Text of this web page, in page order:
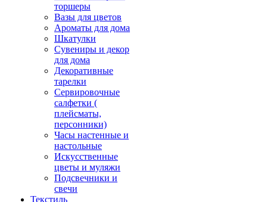
торшеры
Вазы для цветов
Ароматы для дома
Шкатулки
Сувениры и декор
для дома
Декоративные
тарелки
Сервировочные
салфетки (
плейсматы,
персонники)
Часы настенные и
настольные
Искусственные
цветы и муляжи
Подсвечники и
свечи
Текстиль